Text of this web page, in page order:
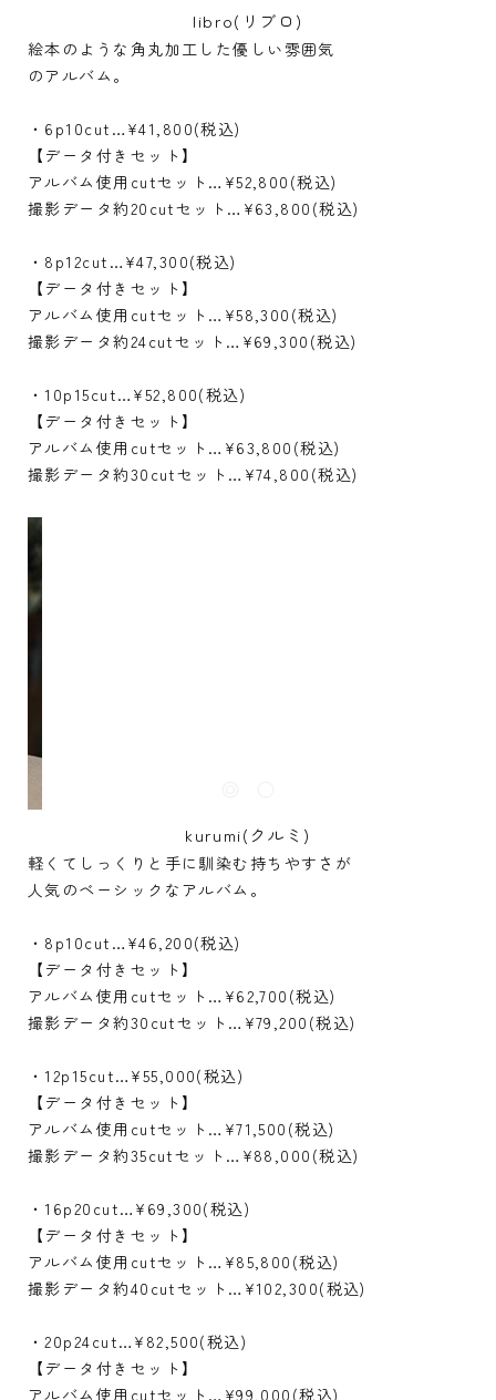
libro(リブロ)
絵本のような角丸加工した優しい雰囲気
のアルバム。
・6p10cut…¥41,800(税込)
【データ付きセット】
アルバム使用cutセット…¥52,800(税込)
撮影データ約20cutセット…¥63,800(税込)
・8p12cut…¥47,300(税込)
【データ付きセット】
アルバム使用cutセット…¥58,300(税込)
撮影データ約24cutセット…¥69,300(税込)
・10p15cut…¥52,800(税込)
【データ付きセット】
アルバム使用cutセット…¥63,800(税込)
撮影データ約30cutセット…¥74,800(税込)
kurumi(クルミ)
軽くてしっくりと手に馴染む持ちやすさが
人気のベーシックなアルバム。
・8p10cut…¥46,200(税込)
【データ付きセット】
アルバム使用cutセット…¥62,700(税込)
撮影データ約30cutセット…¥79,200(税込)
・12p15cut…¥55,000(税込)
【データ付きセット】
アルバム使用cutセット…¥71,500(税込)
撮影データ約35cutセット…¥88,000(税込)
・16p20cut…¥69,300(税込)
【データ付きセット】
アルバム使用cutセット…¥85,800(税込)
撮影データ約40cutセット…¥102,300(税込)
・20p24cut…¥82,500(税込)
【データ付きセット】
アルバム使用cutセット…¥99,000(税込)